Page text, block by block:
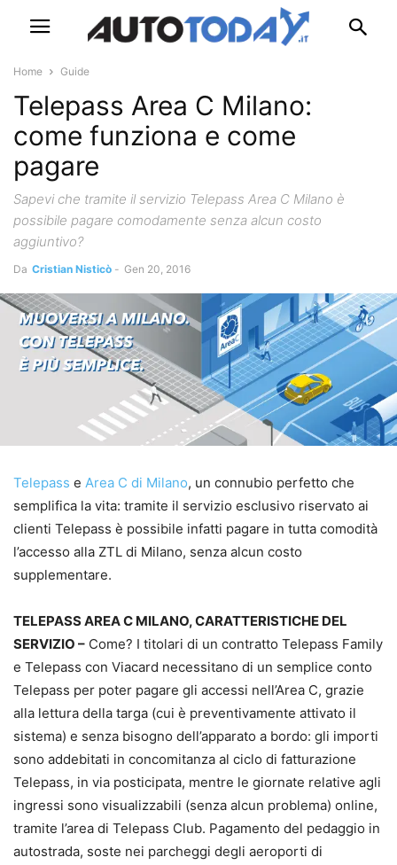
Home Guide
Telepass Area C Milano:
come funziona e come
pagare
Sapevi che tramite il servizio Telepass Area C Milano è
possibile pagare comodamente senza alcun costo
aggiuntivo?
Da Cristian Nisticò - Gen 20, 2016
Telepass e Area C di Milano, un connubio perfetto che
semplifica la vita: tramite il servizio esclusivo riservato ai
clienti Telepass è possibile infatti pagare in tutta comodità
l’accesso alla ZTL di Milano, senza alcun costo
supplementare.
TELEPASS AREA C MILANO, CARATTERISTICHE DEL
SERVIZIO – Come? I titolari di un contratto Telepass Family
e Telepass con Viacard necessitano di un semplice conto
Telepass per poter pagare gli accessi nell’Area C, grazie
alla lettura della targa (cui è preventivamente attivato il
sistema) e senza bisogno dell’apparato a bordo: gli importi
sono addebitati in concomitanza al ciclo di fatturazione
Telepass, in via posticipata, mentre le giornate relative agli
ingressi sono visualizzabili (senza alcun problema) online,
tramite l’area di Telepass Club. Pagamento del pedaggio in
autostrada, soste nei parcheggi degli aeroporti di